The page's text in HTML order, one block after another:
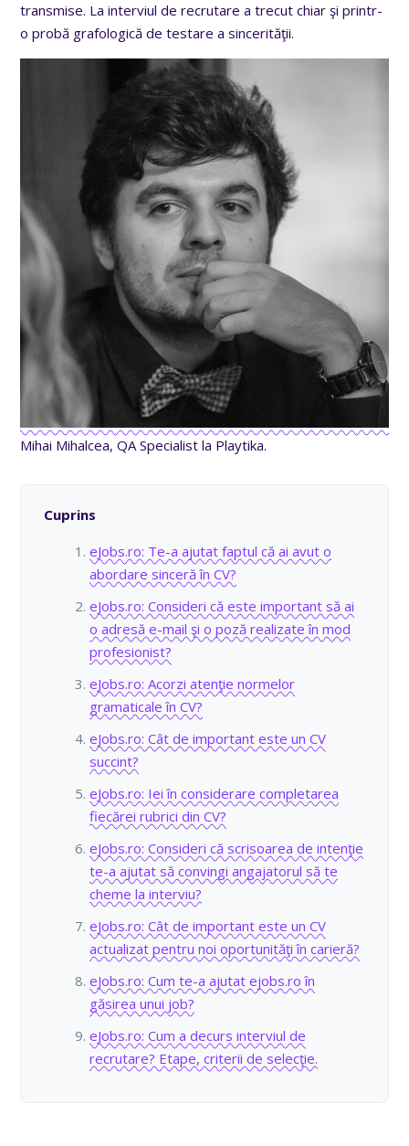
transmise. La interviul de recrutare a trecut chiar şi printr-
o probă grafologică de testare a sincerităţii.
Mihai Mihalcea, QA Specialist la Playtika.
Cuprins
eJobs.ro: Te-a ajutat faptul că ai avut o
abordare sinceră în CV?
eJobs.ro: Consideri că este important să ai
o adresă e-mail şi o poză realizate în mod
profesionist?
eJobs.ro: Acorzi atenţie normelor
gramaticale în CV?
eJobs.ro: Cât de important este un CV
succint?
eJobs.ro: Iei în considerare completarea
fiecărei rubrici din CV?
eJobs.ro: Consideri că scrisoarea de intenţie
te-a ajutat să convingi angajatorul să te
cheme la interviu?
eJobs.ro: Cât de important este un CV
actualizat pentru noi oportunităţi în carieră?
eJobs.ro: Cum te-a ajutat ejobs.ro în
găsirea unui job?
eJobs.ro: Cum a decurs interviul de
recrutare? Etape, criterii de selecţie.